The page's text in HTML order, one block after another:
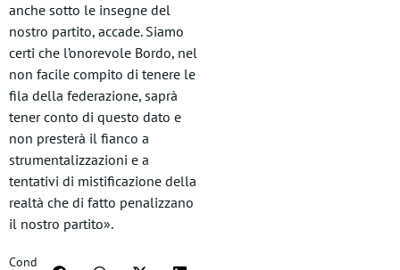
anche sotto le insegne del
nostro partito, accade. Siamo
certi che l’onorevole Bordo, nel
non facile compito di tenere le
fila della federazione, saprà
tener conto di questo dato e
non presterà il fianco a
strumentalizzazioni e a
tentativi di mistificazione della
realtà che di fatto penalizzano
il nostro partito».
Cond